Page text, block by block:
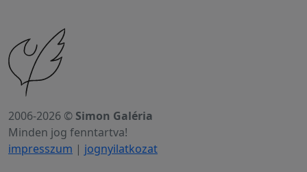
2006-2026 © Simon Galéria
Minden jog fenntartva!
impresszum | jognyilatkozat